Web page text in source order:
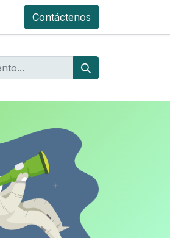
Contáctenos